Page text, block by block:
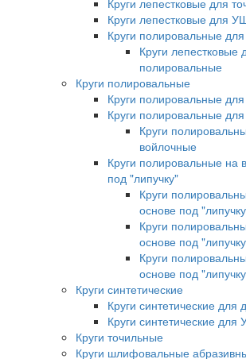
Круги лепестковые для
Круги лепестковые для
Круги полировальные
Круги
полировальные
Круги полировальные
Круги полировальные
Круги полировальные
Круги
войлочные
Круги полировальные на
под "липучку"
Круги
основе под
Круги
основе под
Круги
основе под
Круги синтетические
Круги синтетические для
Круги синтетические
Круги точильные
Круги шлифовальные